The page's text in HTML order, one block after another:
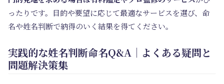
ったりです。目的や要望に応じて最適なサービスを選び、命
名や姓名判断で納得のいく結果を得てください。
実践的な姓名判断命名Q&A｜よくある疑問と
問題解決策集